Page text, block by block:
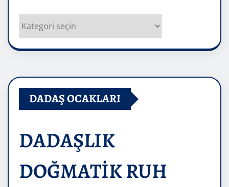
Kategoriler
DADAŞ OCAKLARI
DADAŞLIK
DOĞMATİK RUH